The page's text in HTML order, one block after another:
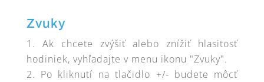
Zvuky
Ak chcete zvýšiť alebo znížiť hlasitosť
hodiniek, vyhľadajte v menu ikonu "Zvuky".
Po kliknutí na tlačidlo +/- budete môcť